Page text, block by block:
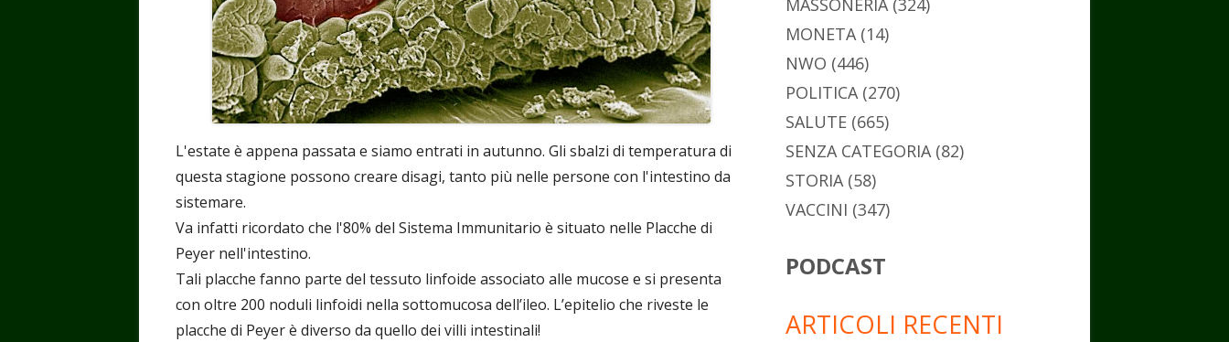
L'estate è appena passata e siamo entrati in autunno. Gli sbalzi di temperatura di
questa stagione possono creare disagi, tanto più nelle persone con l'intestino da
sistemare.
Va infatti ricordato che l'80% del Sistema Immunitario è situato nelle Placche di
Peyer nell'intestino.
Tali placche fanno parte del tessuto linfoide associato alle mucose e si presenta
con oltre 200 noduli linfoidi nella sottomucosa dell’ileo. L’epitelio che riveste le
placche di Peyer è diverso da quello dei villi intestinali!
MASSONERIA(324)
MONETA(14)
NWO (446)
POLITICA(270)
SALUTE (665)
SENZA CATEGORIA(82)
STORIA(58)
VACCINI (347)
PODCAST
ARTICOLI RECENTI